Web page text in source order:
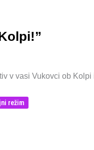
v vasi Vukovci ob
režim